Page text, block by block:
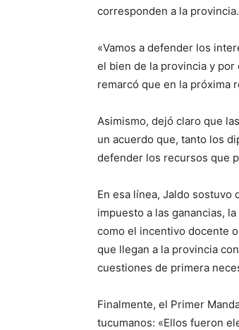
corresponden a la provincia.
«Vamos a defender los
el bien de la provincia y por
remarcó que en la próxima
Asimismo, dejó claro que
un acuerdo que, tanto los
defender los recursos que
En esa línea, Jaldo sostuvo
impuesto a las ganancias,
como el incentivo docente
que llegan a la provincia
cuestiones de primera
Finalmente, el Primer
tucumanos: «Ellos fueron